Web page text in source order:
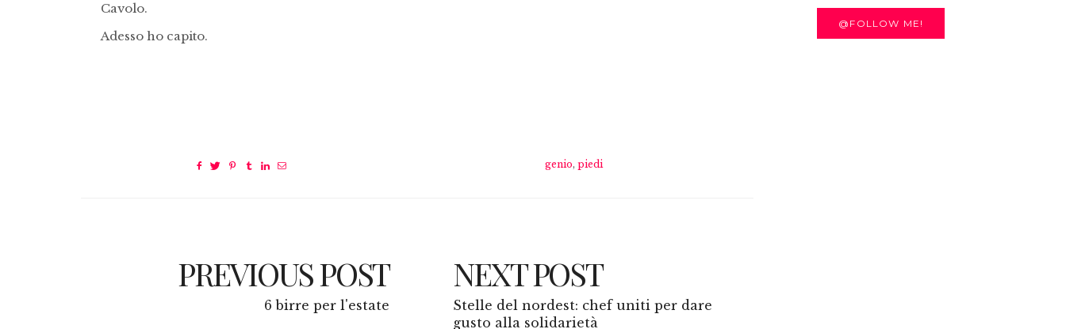
Cavolo.
Adesso ho capito.
genio, piedi
PREVIOUS POST
6 birre per l'estate
NEXT POST
Stelle del nordest: chef uniti per dare
gusto alla solidarietà
@FOLLOW ME!